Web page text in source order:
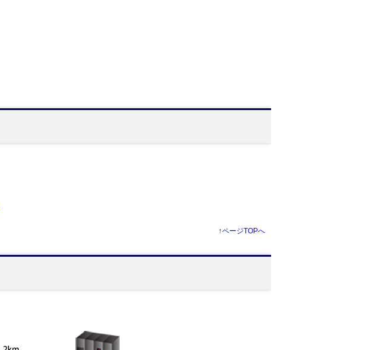
↑ページTOPへ